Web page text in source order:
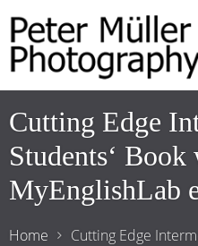
Cutting Edge
Students‘ Book
MyEnglishLab
Home
Cutting Edge